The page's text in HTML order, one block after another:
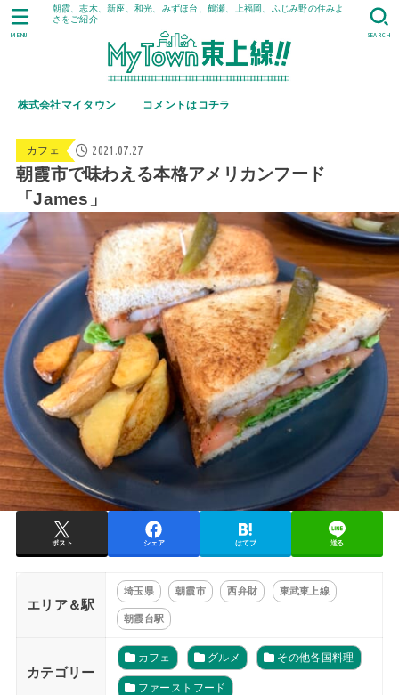
朝霞、志木、新座、和光、みずほ台、鶴瀬、上福岡、ふじみ野の住みよ
さをご紹介
株式会社マイタウン コメントはコチラ
SEARCH
MENU
カフェ 2021.07.27
朝霞市で味わえる本格アメリカンフード
「James」
ポスト シェア はてブ 送る
エリア＆駅
埼玉県 朝霞市 西弁財 東武東上線
朝霞台駅
カテゴリー
カフェ グルメ その他各国料理
ファーストフード